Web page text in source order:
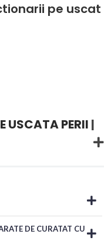
pe uscat
USCATA PERII |
DE CURATAT CU